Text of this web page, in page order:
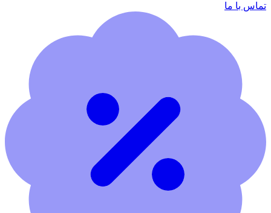
تماس با ما